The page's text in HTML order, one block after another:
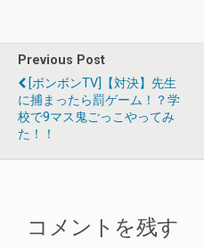
Previous Post
[ボンボンTV]【対決】先生
に捕まったら罰ゲーム！？学
校で9マス鬼ごっこやってみ
た！！
コメントを残す